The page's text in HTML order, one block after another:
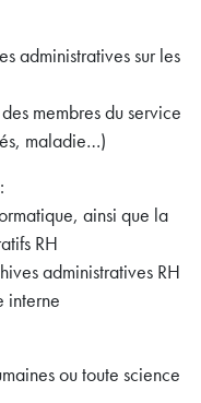
administratives sur les
membres du service
maladie…)
ainsi que la
RH
administratives RH
interne
ou toute science